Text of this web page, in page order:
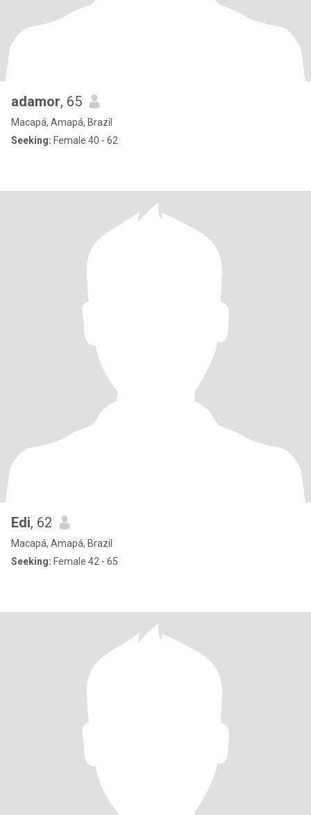
adamor, 65
Macapá, Amapá, Brazil
Seeking: Female 40 - 62
Edi, 62
Macapá, Amapá, Brazil
Seeking: Female 42 - 65